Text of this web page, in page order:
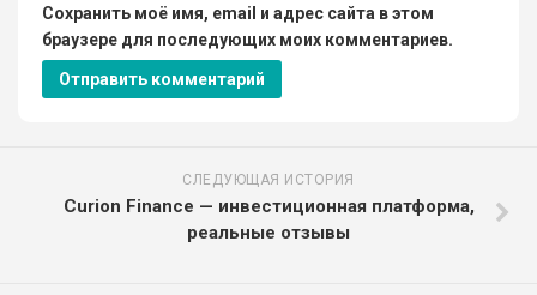
Сохранить моё имя, email и адрес сайта в этом
браузере для последующих моих комментариев.
СЛЕДУЮЩАЯ ИСТОРИЯ
Curion Finance — инвестиционная платформа,
реальные отзывы